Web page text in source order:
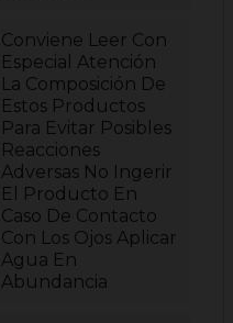
Conviene Leer Con
Especial Atención
La Composición De
Estos Productos
Para Evitar Posibles
Reacciones
Adversas No Ingerir
El Producto En
Caso De Contacto
Con Los Ojos Aplicar
Agua En
Abundancia